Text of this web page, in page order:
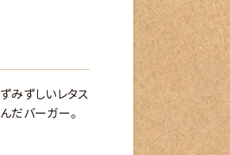
みずしいレタス
だバーガー。